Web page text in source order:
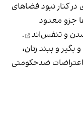
کنار نبود فضاهای
جزو معدود
و تنفس‌اند
.
و ببند زنان،
ضدحکومتی